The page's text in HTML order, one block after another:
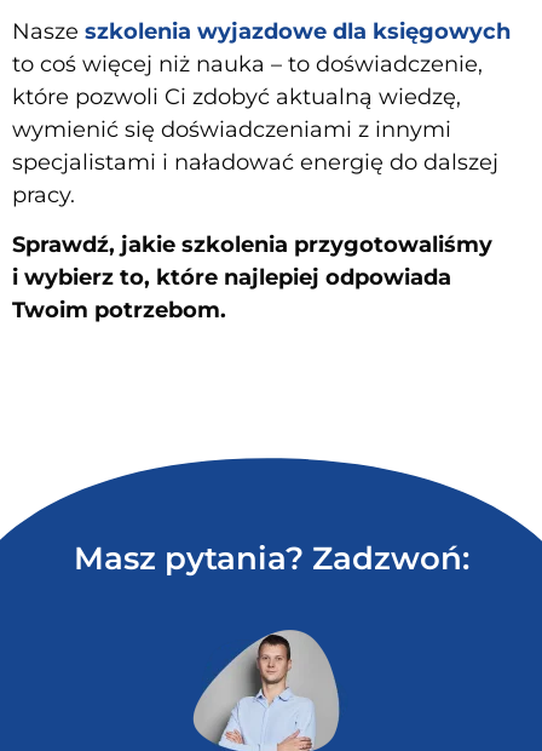
Nasze szkolenia wyjazdowe dla księgowych
to coś więcej niż nauka – to doświadczenie,
które pozwoli Ci zdobyć aktualną wiedzę,
wymienić się doświadczeniami z innymi
specjalistami i naładować energię do dalszej
pracy.
Sprawdź, jakie szkolenia przygotowaliśmy
i wybierz to, które najlepiej odpowiada
Twoim potrzebom.
Masz pytania? Zadzwoń: